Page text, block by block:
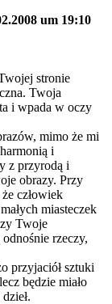
um 19:10
stronie
Twoja
i wpada w oczy
mimo że mi
i
z przyrodą i
obrazy. Przy
człowiek
miasteczek
Twoje
rzeczy,
przyjaciół sztuki
będzie miało